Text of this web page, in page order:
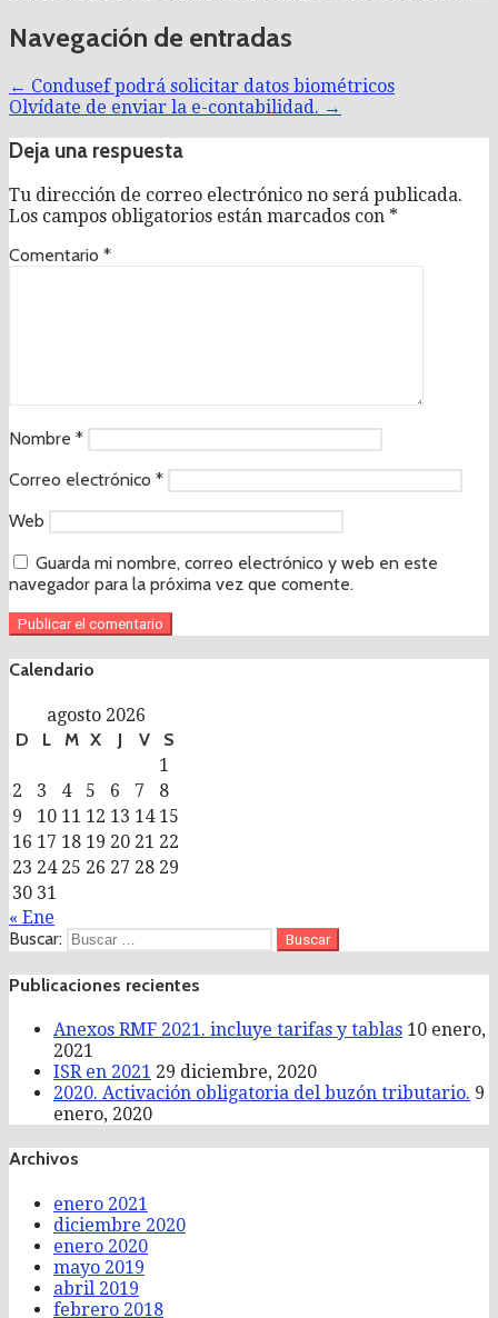
Navegación de entradas
← Condusef podrá solicitar datos biométricos
Olvídate de enviar la e-contabilidad. →
Deja una respuesta
Tu dirección de correo electrónico no será publicada.
Los campos obligatorios están marcados con *
Comentario *
Nombre *
Correo electrónico *
Web
Guarda mi nombre, correo electrónico y web en este
navegador para la próxima vez que comente.
Calendario
agosto 2026
D
L M X J V
S
1
2
3 4 5 6 7
8
9
10 11 12 13 14 15
16 17 18 19 20 21 22
23 24 25 26 27 28 29
30 31
« Ene
Buscar:
Publicaciones recientes
Anexos RMF 2021. incluye tarifas y tablas 10 enero,
2021
ISR en 2021 29 diciembre, 2020
2020. Activación obligatoria del buzón tributario. 9
enero, 2020
Archivos
enero 2021
diciembre 2020
enero 2020
mayo 2019
abril 2019
febrero 2018